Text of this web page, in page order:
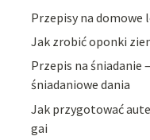
Przepisy na domowe
Jak zrobić oponki
Przepis na śniadanie
śniadaniowe dania
Jak przygotować
gai